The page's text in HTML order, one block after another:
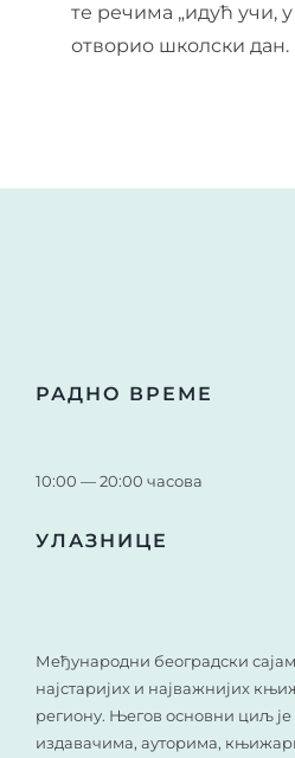
те речима „идућ учи,
отворио школски дан.
РАДНО ВРЕМЕ
10:00 — 20:00 часова
УЛАЗНИЦЕ
Међународни београдски сајам
најстаријих и најважнијих
региону. Његов основни циљ
издавачима, ауторима,